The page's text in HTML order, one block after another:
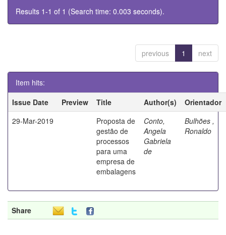
Results 1-1 of 1 (Search time: 0.003 seconds).
previous 1 next
Item hits:
Issue Date
Preview Title Author(s)
Orientador
29-Mar-2019
Proposta de
gestão de
processos
para uma
empresa de
embalagens
Conto,
Angela
Gabriela
de
Bulhões ,
Ronaldo
Share